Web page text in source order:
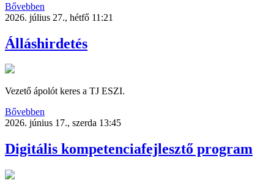
Bővebben
2026. július 27., hétfő 11:21
Álláshirdetés
Vezető ápolót keres a TJ ESZI.
Bővebben
2026. június 17., szerda 13:45
Digitális kompetenciafejlesztő program